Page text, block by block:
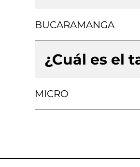
BUCARAMANGA
¿Cuál es el
MICRO